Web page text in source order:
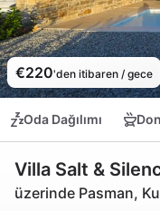
€220'den itibaren / gece
Oda Dağılımı
Villa Salt &
üzerinde Pasman,